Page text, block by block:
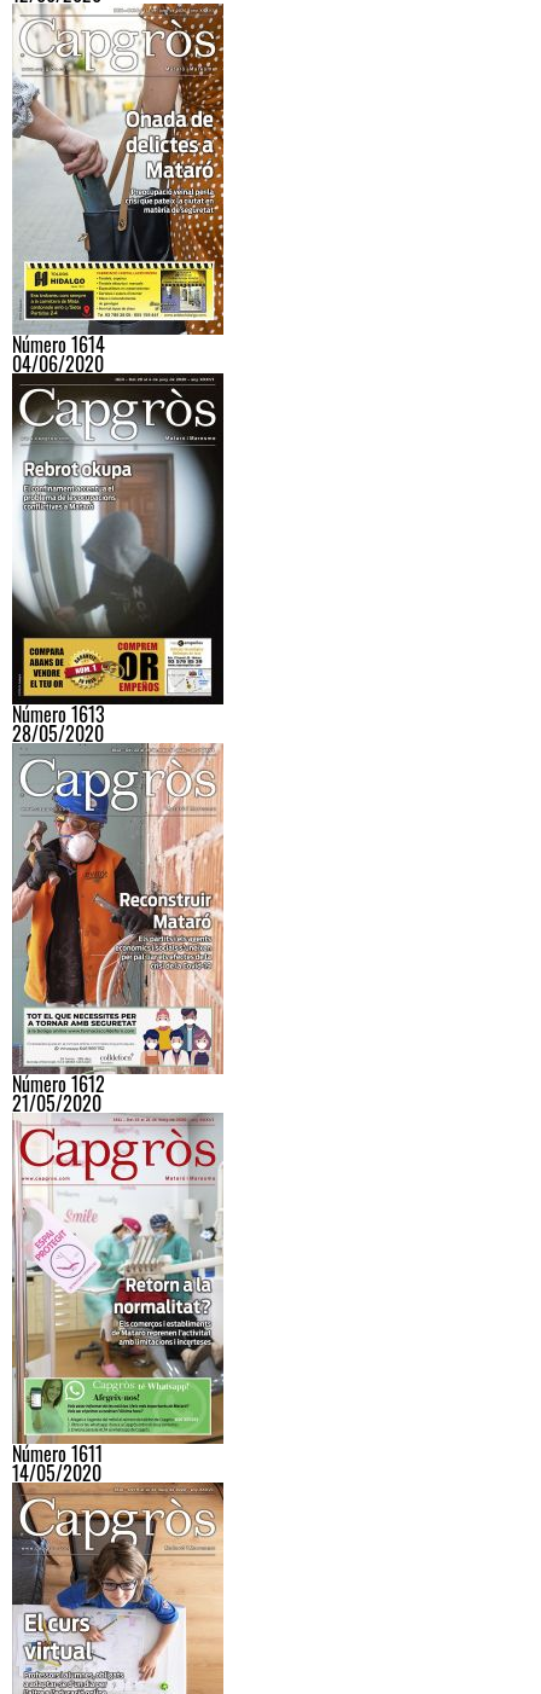
Número 1614
04/06/2020
Número 1613
28/05/2020
Número 1612
21/05/2020
Número 1611
14/05/2020